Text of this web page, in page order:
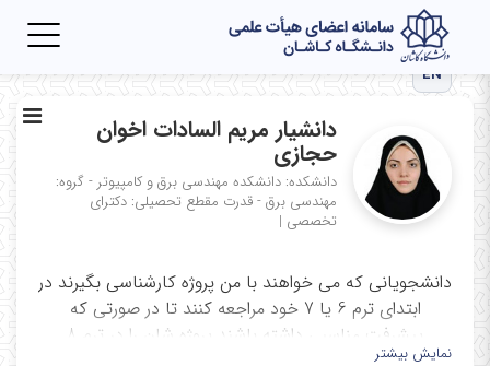
EN
دانشیار مریم السادات اخوان
حجازی
دانشکده: دانشکده مهندسی برق و کامپیوتر - گروه:
مهندسی برق - قدرت مقطع تحصیلی: دکترای
تخصصی |
دانشجویانی که می خواهند با من پروژه کارشناسی بگیرند در
ابتدای ترم 6 یا 7 خود مراجعه کنند تا در صورتی که
پیشرفت مناسبی داشته باشند پروژه شان را در ترم 8
نمایش بیشتر